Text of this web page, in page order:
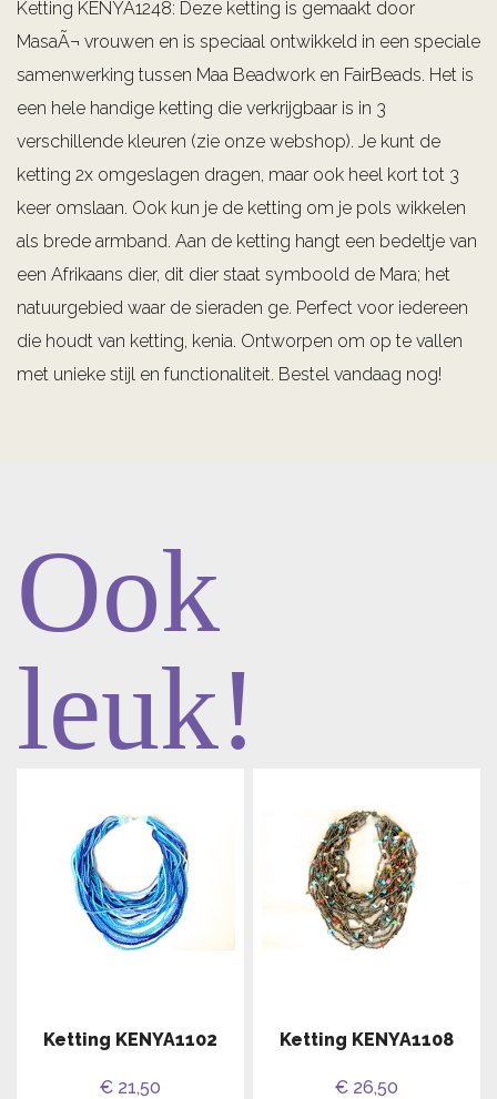
Ketting KENYA1248: Deze ketting is gemaakt door
MasaÃ¬ vrouwen en is speciaal ontwikkeld in een speciale
samenwerking tussen Maa Beadwork en FairBeads. Het is
een hele handige ketting die verkrijgbaar is in 3
verschillende kleuren (zie onze webshop). Je kunt de
ketting 2x omgeslagen dragen, maar ook heel kort tot 3
keer omslaan. Ook kun je de ketting om je pols wikkelen
als brede armband. Aan de ketting hangt een bedeltje van
een Afrikaans dier, dit dier staat symboold de Mara; het
natuurgebied waar de sieraden ge. Perfect voor iedereen
die houdt van ketting, kenia. Ontworpen om op te vallen
met unieke stijl en functionaliteit. Bestel vandaag nog!
Ook
leuk!
Ketting KENYA1102
€ 21,50
Ketting KENYA1108
€ 26,50